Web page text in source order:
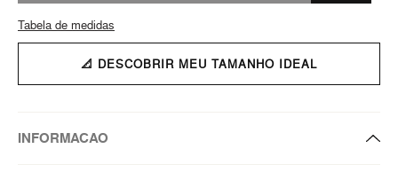
Tabela de medidas
📐 DESCOBRIR MEU TAMANHO IDEAL
INFORMACAO